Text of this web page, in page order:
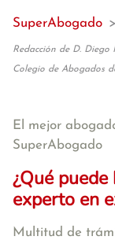
SuperAbogado >
Redacción de D. Diego
Colegio de Abogados
El mejor
SuperAbogado
¿Qué
experto en
Multitud de